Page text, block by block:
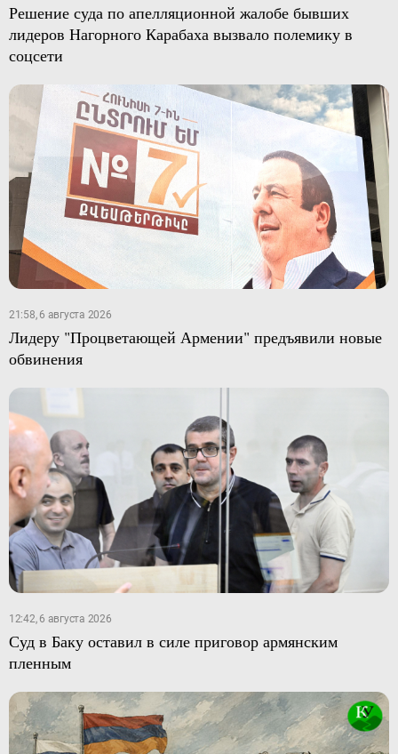
Решение суда по апелляционной жалобе бывших
лидеров Нагорного Карабаха вызвало полемику в
соцсети
21:58, 6 августа 2026
Лидеру "Процветающей Армении" предъявили новые
обвинения
12:42, 6 августа 2026
Суд в Баку оставил в силе приговор армянским
пленным